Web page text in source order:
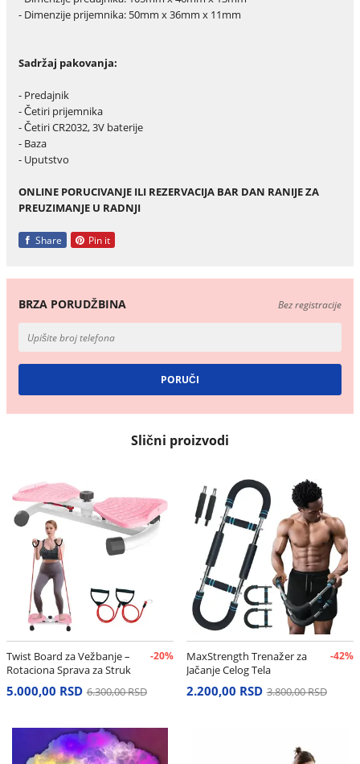
- Dimenzije prijemnika: 50mm x 36mm x 11mm
Sadržaj pakovanja:
- Predajnik
- Četiri prijemnika
- Četiri CR2032, 3V baterije
- Baza
- Uputstvo
ONLINE PORUCIVANJE ILI REZERVACIJA BAR DAN RANIJE ZA
PREUZIMANJE U RADNJI
Share Pin it
BRZA PORUDŽBINA Bez registracije
Slični proizvodi
Twist Board za Vežbanje –
Rotaciona Sprava za Struk
i Stomak
-20%
5.000,00 RSD 6.300,00 RSD
MaxStrength Trenažer za
Jačanje Celog Tela
-42%
2.200,00 RSD 3.800,00 RSD